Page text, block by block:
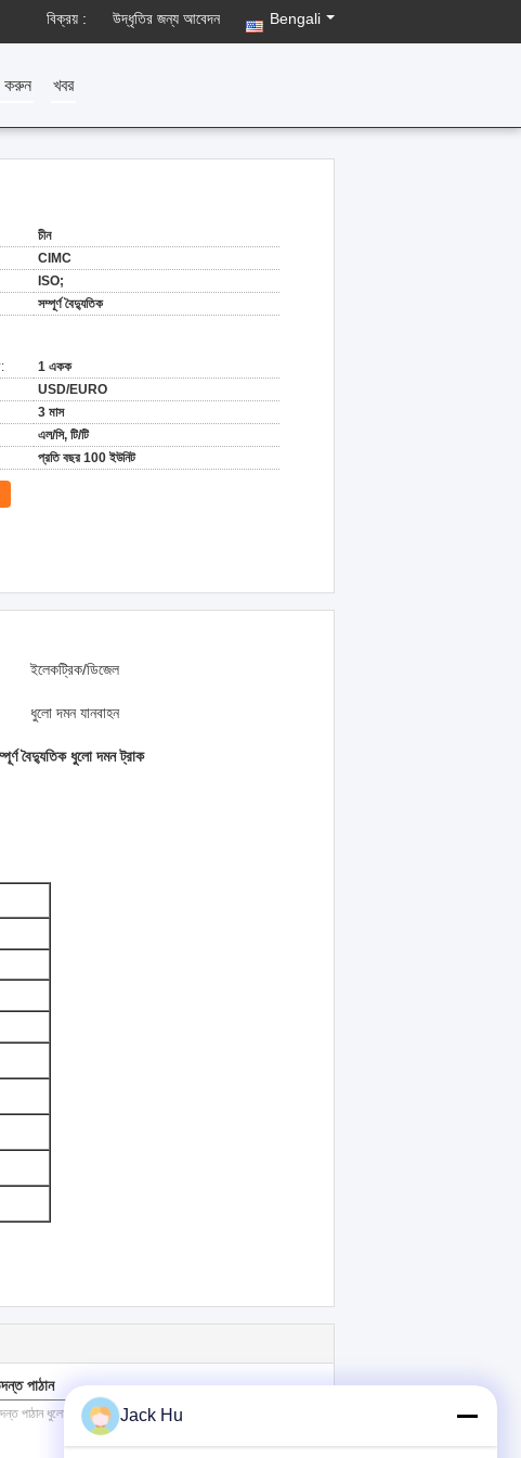
বিক্রয় : উদ্ধৃতির জন্য আবেদন Bengali
করুন খবর
চীন
CIMC
ISO;
সম্পূর্ণ বৈদ্যুতিক
1 একক
USD/EURO
3 মাস
এল/সি, টি/টি
প্রতি বছর 100 ইউনিট
ইলেকট্রিক/ডিজেল
ধুলো দমন যানবাহন
বৈদ্যুতিক ধুলো দমন ট্রাক
পাঠান
Jack Hu